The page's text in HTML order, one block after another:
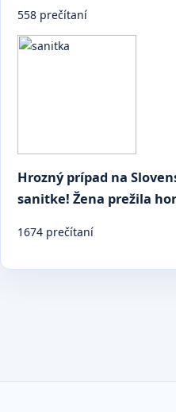
558 prečítaní
Hrozný prípad na
sanitke! Žena prežila
1674 prečítaní